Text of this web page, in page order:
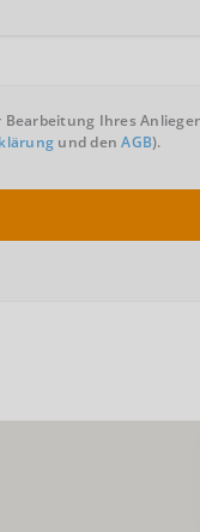
Bearbeitung Ihres
und denAGB).